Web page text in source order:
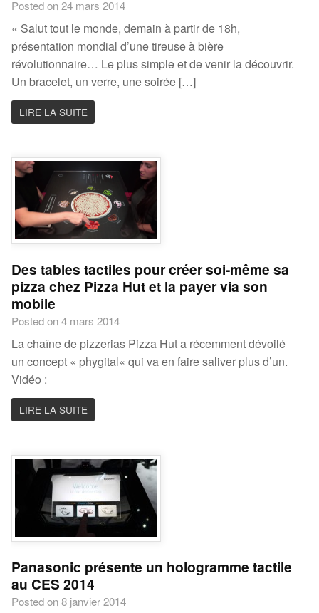
Posted on 24 mars 2014
« Salut tout le monde, demain à partir de 18h,
présentation mondial d’une tireuse à bière
révolutionnaire… Le plus simple et de venir la découvrir.
Un bracelet, un verre, une soirée […]
LIRE LA SUITE
Des tables tactiles pour créer soi-même sa
pizza chez Pizza Hut et la payer via son
mobile
Posted on 4 mars 2014
La chaîne de pizzerias Pizza Hut a récemment dévoilé
un concept « phygital« qui va en faire saliver plus d’un.
Vidéo :
LIRE LA SUITE
Panasonic présente un hologramme tactile
au CES 2014
Posted on 8 janvier 2014